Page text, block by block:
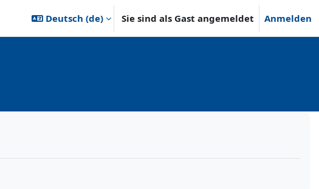
Deutsch ‎(de)‎ Sie sind als Gast angemeldet Anmelden